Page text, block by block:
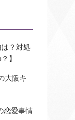
？対処
】
大阪キ
恋愛事情